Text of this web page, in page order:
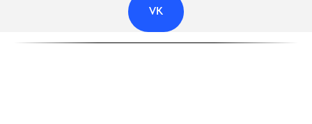
VK